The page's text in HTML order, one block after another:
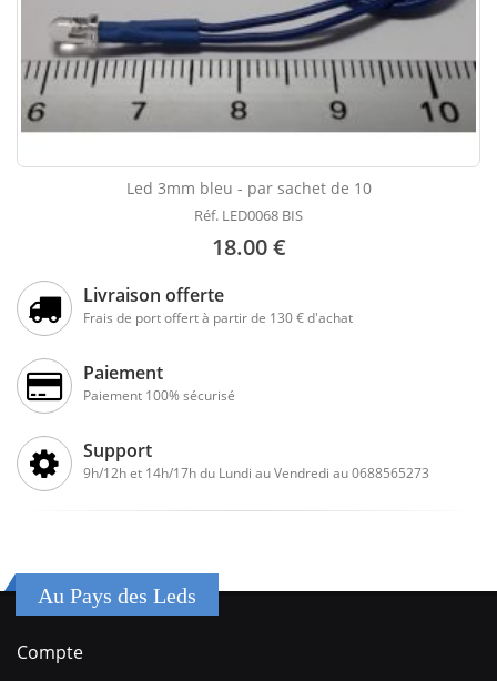
Led 3mm bleu - par sachet de 10
Réf. LED0068 BIS
18.00 €
Livraison offerte
Frais de port offert à partir de 130 € d'achat
Paiement
Paiement 100% sécurisé
Support
9h/12h et 14h/17h du Lundi au Vendredi au 0688565273
Au Pays des Leds
Compte